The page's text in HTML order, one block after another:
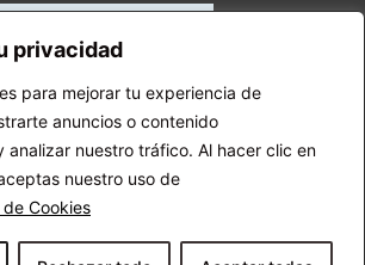
privacidad
para mejorar tu experiencia de
anuncios o contenido
analizar nuestro tráfico. Al hacer clic en
nuestro uso de
Cookies
Chequea 2025.